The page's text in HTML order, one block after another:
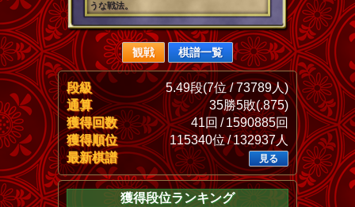
うな戦法。
観戦 棋譜一覧
段級
5.49段(7位 / 73789人)
通算
35勝5敗(.875)
獲得回数
41回 / 1590885回
獲得順位
115340位 / 132937人
最新棋譜
見る
獲得段位ランキング